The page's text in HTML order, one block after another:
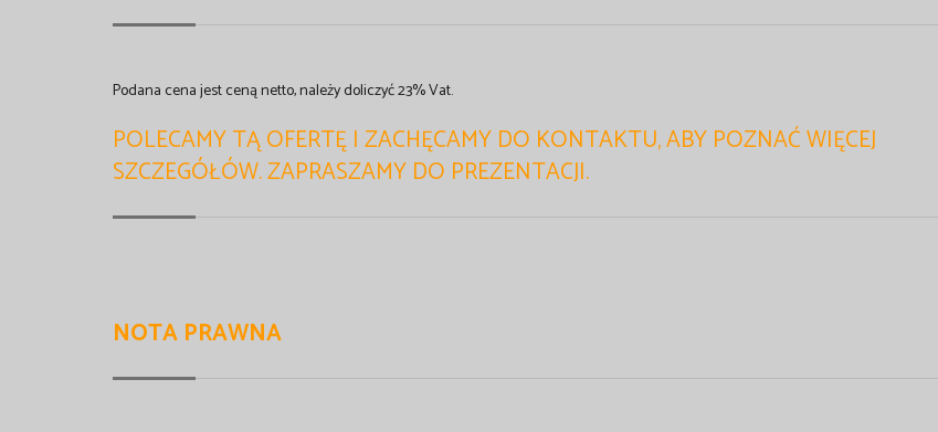
Podana cena jest ceną netto, należy doliczyć 23% Vat.
POLECAMY TĄ OFERTĘ I ZACHĘCAMY DO KONTAKTU, ABY POZNAĆ WIĘCEJ
SZCZEGÓŁÓW. ZAPRASZAMY DO PREZENTACJI.
NOTA PRAWNA